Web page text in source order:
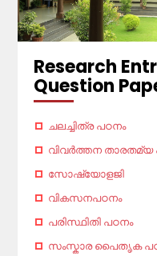
Research
Question
ചലച്ചിത്ര പഠനം
വിവര്‍ത്തന താരതമ്യ
സോഷ്യോളജി
വികസനപഠനം
പരിസ്ഥിതി പഠനം
സംസ്കാര പൈതൃക